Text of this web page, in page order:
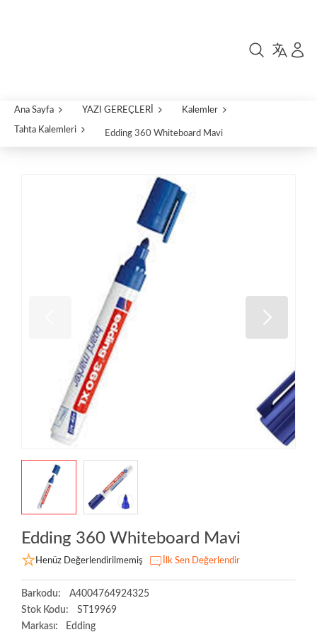
Ana Sayfa YAZI GEREÇLERİ Kalemler
Tahta Kalemleri Edding 360 Whiteboard Mavi
Edding 360 Whiteboard Mavi
Henüz Değerlendirilmemiş İlk Sen Değerlendir
Barkodu:
A4004764924325
Stok Kodu:
ST19969
Markası:
Edding